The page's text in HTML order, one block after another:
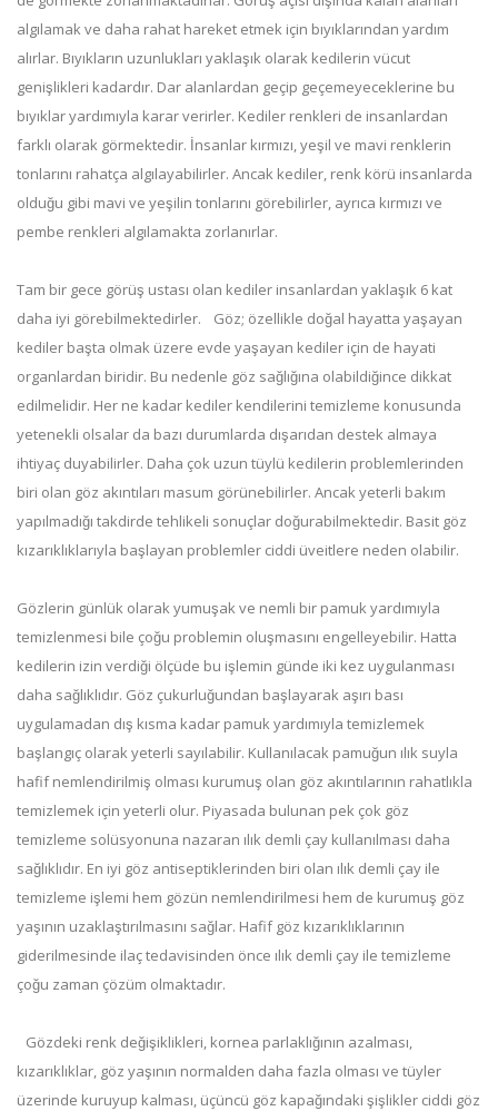
algılamak ve daha rahat hareket etmek için bıyıklarından yardım
alırlar. Bıyıkların uzunlukları yaklaşık olarak kedilerin vücut
genişlikleri kadardır. Dar alanlardan geçip geçemeyeceklerine bu
bıyıklar yardımıyla karar verirler. Kediler renkleri de insanlardan
farklı olarak görmektedir. İnsanlar kırmızı, yeşil ve mavi renklerin
tonlarını rahatça algılayabilirler. Ancak kediler, renk körü insanlarda
olduğu gibi mavi ve yeşilin tonlarını görebilirler, ayrıca kırmızı ve
pembe renkleri algılamakta zorlanırlar.
Tam bir gece görüş ustası olan kediler insanlardan yaklaşık 6 kat
daha iyi görebilmektedirler. Göz; özellikle doğal hayatta yaşayan
kediler başta olmak üzere evde yaşayan kediler için de hayati
organlardan biridir. Bu nedenle göz sağlığına olabildiğince dikkat
edilmelidir. Her ne kadar kediler kendilerini temizleme konusunda
yetenekli olsalar da bazı durumlarda dışarıdan destek almaya
ihtiyaç duyabilirler. Daha çok uzun tüylü kedilerin problemlerinden
biri olan göz akıntıları masum görünebilirler. Ancak yeterli bakım
yapılmadığı takdirde tehlikeli sonuçlar doğurabilmektedir. Basit göz
kızarıklıklarıyla başlayan problemler ciddi üveitlere neden olabilir.
Gözlerin günlük olarak yumuşak ve nemli bir pamuk yardımıyla
temizlenmesi bile çoğu problemin oluşmasını engelleyebilir. Hatta
kedilerin izin verdiği ölçüde bu işlemin günde iki kez uygulanması
daha sağlıklıdır. Göz çukurluğundan başlayarak aşırı bası
uygulamadan dış kısma kadar pamuk yardımıyla temizlemek
başlangıç olarak yeterli sayılabilir. Kullanılacak pamuğun ılık suyla
hafif nemlendirilmiş olması kurumuş olan göz akıntılarının rahatlıkla
temizlemek için yeterli olur. Piyasada bulunan pek çok göz
temizleme solüsyonuna nazaran ılık demli çay kullanılması daha
sağlıklıdır. En iyi göz antiseptiklerinden biri olan ılık demli çay ile
temizleme işlemi hem gözün nemlendirilmesi hem de kurumuş göz
yaşının uzaklaştırılmasını sağlar. Hafif göz kızarıklıklarının
giderilmesinde ilaç tedavisinden önce ılık demli çay ile temizleme
çoğu zaman çözüm olmaktadır.
Gözdeki renk değişiklikleri, kornea parlaklığının azalması,
kızarıklıklar, göz yaşının normalden daha fazla olması ve tüyler
üzerinde kuruyup kalması, üçüncü göz kapağındaki şişlikler ciddi göz